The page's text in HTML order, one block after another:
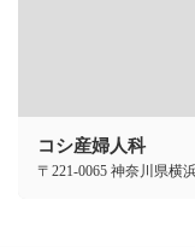
コシ産婦人科
〒221-0065 神奈川県横